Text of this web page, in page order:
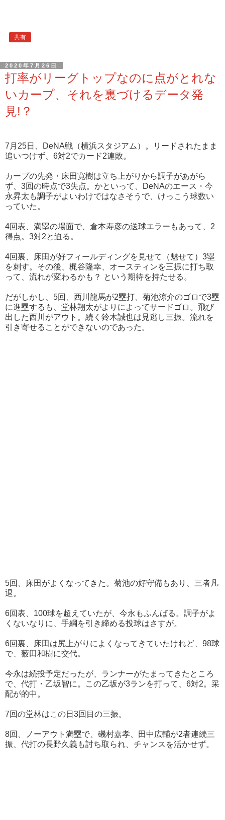
共有
2020年7月26日
打率がリーグトップなのに点がとれな
いカープ、それを裏づけるデータ発
見!？
7月25日、DeNA戦（横浜スタジアム）。リードされたまま
追いつけず、6対2でカード2連敗。
カープの先発・床田寛樹は立ち上がりから調子があがら
ず、3回の時点で3失点。かといって、DeNAのエース・今
永昇太も調子がよいわけではなさそうで、けっこう球数い
っていた。
4回表、満塁の場面で、倉本寿彦の送球エラーもあって、2
得点。3対2と迫る。
4回裏、床田が好フィールディングを見せて（魅せて）3塁
を刺す。その後、梶谷隆幸、オースティンを三振に打ち取
って、流れが変わるかも？ という期待を持たせる。
だがしかし、5回、西川龍馬が2塁打、菊池涼介のゴロで3塁
に進塁するも、堂林翔太がよりによってサードゴロ。飛び
出した西川がアウト。続く鈴木誠也は見逃し三振。流れを
引き寄せることができないのであった。
5回、床田がよくなってきた。菊池の好守備もあり、三者凡
退。
6回表、100球を超えていたが、今永もふんばる。調子がよ
くないなりに、手綱を引き締める投球はさすが。
6回裏、床田は尻上がりによくなってきていたけれど、98球
で、薮田和樹に交代。
今永は続投予定だったが、ランナーがたまってきたところ
で、代打・乙坂智に。この乙坂が3ランを打って、6対2。采
配が的中。
7回の堂林はこの日3回目の三振。
8回、ノーアウト満塁で、磯村嘉孝、田中広輔が2者連続三
振、代打の長野久義も討ち取られ、チャンスを活かせず。